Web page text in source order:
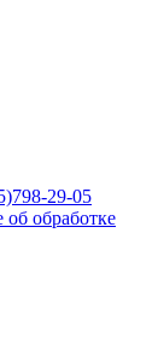
29-05
обработке